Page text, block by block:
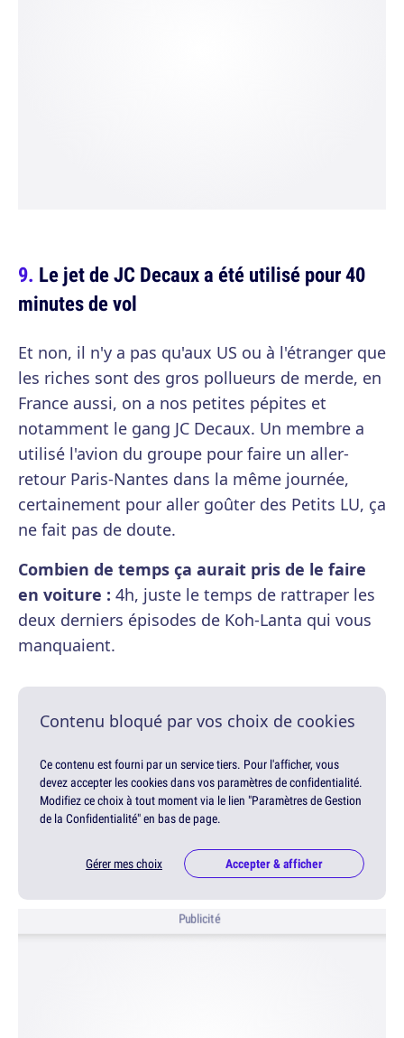
Le jet de JC Decaux a été utilisé pour 40
minutes de vol
Et non, il n'y a pas qu'aux US ou à l'étranger que
les riches sont des gros pollueurs de merde, en
France aussi, on a nos petites pépites et
notamment le gang JC Decaux. Un membre a
utilisé l'avion du groupe pour faire un aller-
retour Paris-Nantes dans la même journée,
certainement pour aller goûter des Petits LU, ça
ne fait pas de doute.
Combien de temps ça aurait pris de le faire
en voiture : 4h, juste le temps de rattraper les
deux derniers épisodes de Koh-Lanta qui vous
manquaient.
Contenu bloqué par vos choix de cookies
Ce contenu est fourni par un service tiers. Pour l'afficher, vous
devez accepter les cookies dans vos paramètres de confidentialité.
Modifiez ce choix à tout moment via le lien "Paramètres de Gestion
de la Confidentialité" en bas de page.
Gérer mes choix Accepter & afficher
Publicité